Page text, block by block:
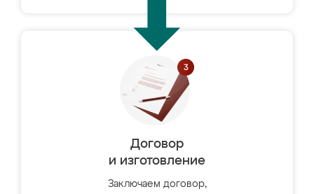
Договор
и изготовление
Заключаем договор,